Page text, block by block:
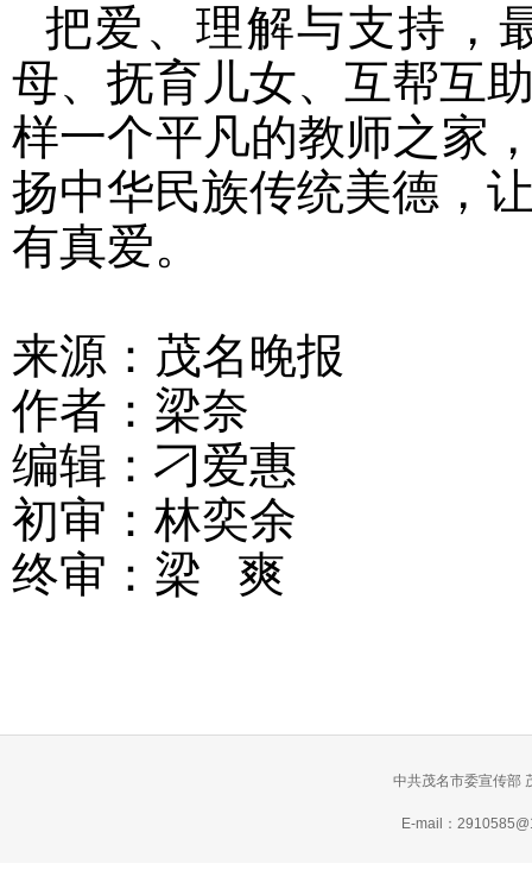
把爱、理解与支持，
母、抚育儿女、互帮互
样一个平凡的教师之家
扬中华民族传统美德，
有真爱。
来源：茂名晚报
作者：梁奈
编辑：刁爱惠
初审：林奕余
终审：梁 爽
中共茂名市委宣传部
E-mail：